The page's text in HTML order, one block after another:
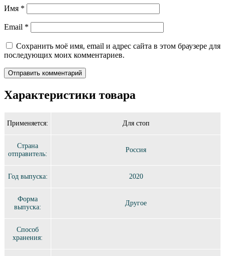
Имя *
Email *
Сохранить моё имя, email и адрес сайта в этом браузере для
последующих моих комментариев.
Характеристики товара
Применяется: Для стоп
Страна
отправитель:
Россия
Год выпуска: 2020
Форма
выпуска:
Другое
Способ
хранения: